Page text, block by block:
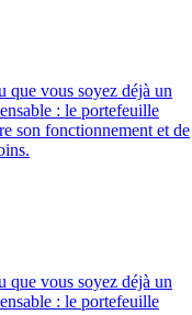
que vous soyez déjà un
: le portefeuille
son fonctionnement et de
que vous soyez déjà un
: le portefeuille